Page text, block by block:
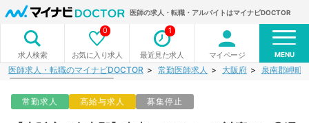
医師の求人・転職・アルバイトはマイナビDOCTOR
求人検索 お気に入り求人
0
最近見た求人
1
マイページ MENU
医師求人・転職のマイナビDOCTOR 常勤医師求人 大阪府 泉南郡岬町
常勤求人 高給与求人 募集停止